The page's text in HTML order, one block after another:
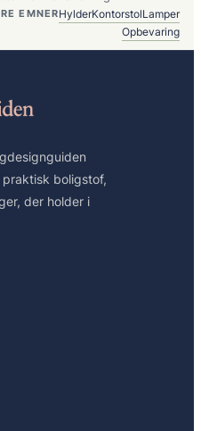
EMNERHylderKontorstolLamper
Opbevaring
boligstof,
der holder i